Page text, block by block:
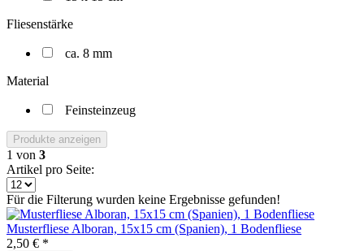
Fliesenstärke
ca. 8 mm
Material
Feinsteinzeug
Produkte anzeigen
1 von 3
Artikel pro Seite:
Für die Filterung wurden keine Ergebnisse gefunden!
Musterfliese Alboran, 15x15 cm (Spanien), 1 Bodenfliese
2,50 € *